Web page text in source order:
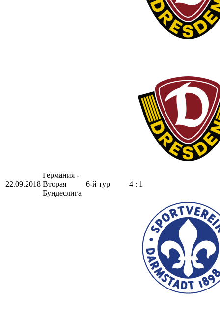
22.09.2018
Германия -
Вторая
Бундеслига
6-й тур 4 : 1